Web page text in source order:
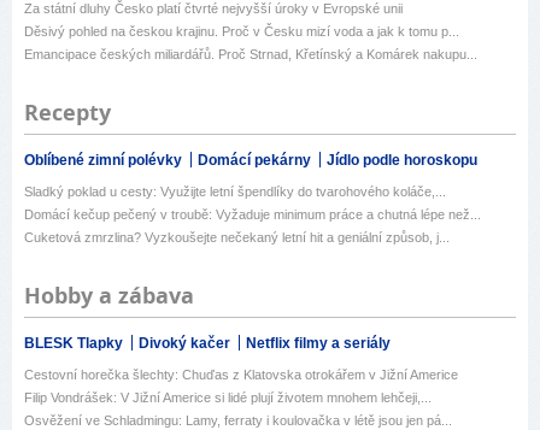
Za státní dluhy Česko platí čtvrté nejvyšší úroky v Evropské unii
Děsivý pohled na českou krajinu. Proč v Česku mizí voda a jak k tomu p...
Emancipace českých miliardářů. Proč Strnad, Křetínský a Komárek nakupu...
Recepty
Oblíbené zimní polévky Domácí pekárny Jídlo podle horoskopu
Sladký poklad u cesty: Využijte letní špendlíky do tvarohového koláče,...
Domácí kečup pečený v troubě: Vyžaduje minimum práce a chutná lépe než...
Cuketová zmrzlina? Vyzkoušejte nečekaný letní hit a geniální způsob, j...
Hobby a zábava
BLESK Tlapky Divoký kačer Netflix filmy a seriály
Cestovní horečka šlechty: Chuďas z Klatovska otrokářem v Jižní Americe
Filip Vondrášek: V Jižní Americe si lidé plují životem mnohem lehčeji,...
Osvěžení ve Schladmingu: Lamy, ferraty i koulovačka v létě jsou jen pá...